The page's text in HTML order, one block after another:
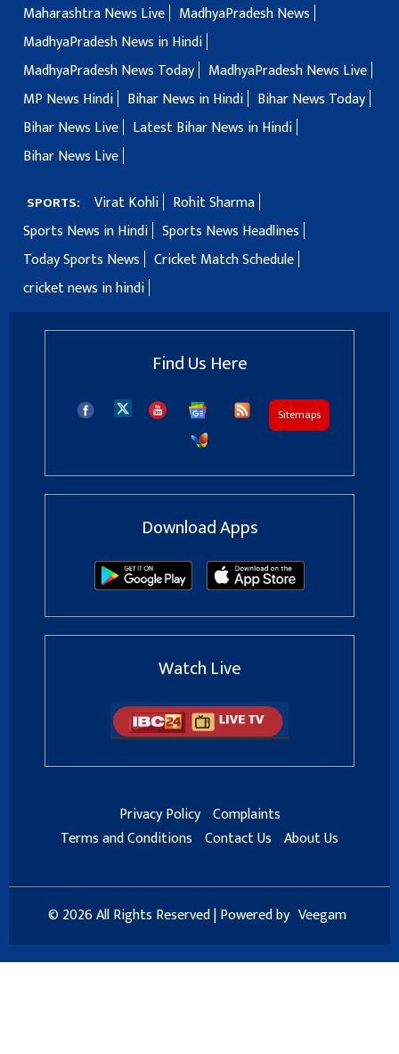
Maharashtra News Live
MadhyaPradesh News
MadhyaPradesh News in Hindi
MadhyaPradesh News Today
MadhyaPradesh News Live
MP News Hindi
Bihar News in Hindi
Bihar News Today
Bihar News Live
Latest Bihar News in Hindi
Bihar News Live
SPORTS: Virat Kohli
Rohit Sharma
Sports News in Hindi Sports News Headlines
Today Sports News
Cricket Match Schedule
cricket news in hindi
Find Us Here
Sitemaps
Download Apps
Watch Live
Privacy Policy Complaints
Terms and Conditions Contact Us About Us
© 2026 All Rights Reserved | Powered by Veegam